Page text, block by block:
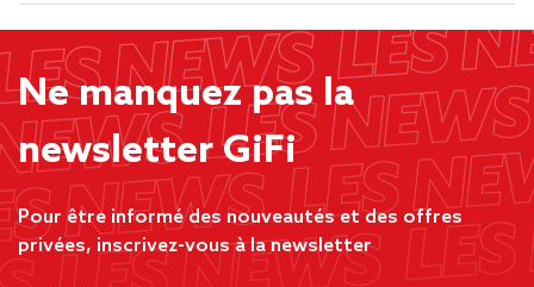
Ne manquez pas la
newsletter GiFi
Pour être informé des nouveautés et des offres
privées, inscrivez-vous à la newsletter